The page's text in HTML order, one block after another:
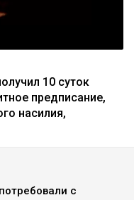
10 суток
предписание,
насилия,
с